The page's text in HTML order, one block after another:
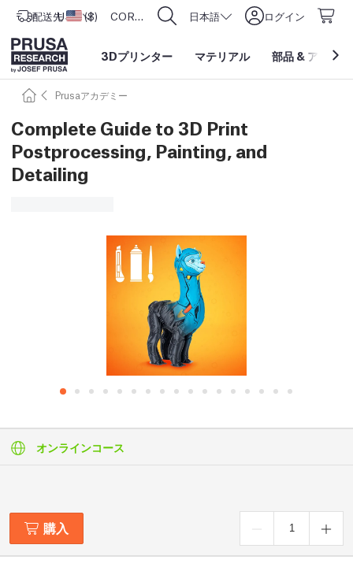
配送先 アメリカ合衆国
USD ($) CORE One L: Now In Stock! 日本語 ログイン
3Dプリンター マテリアル 部品 & アクセ
Prusaアカデミー
Complete Guide to 3D Print
Postprocessing, Painting, and
Detailing
オンラインコース
購入